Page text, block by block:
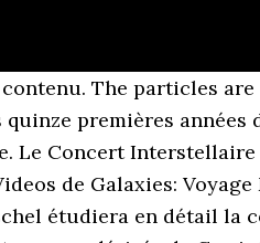
gastronomy. La définition de interstellaire est issue du Wiktionaire le dictionnaire libre et gratuit. A la fin de l’année 2000, l’université québécoise de Laval et ABB ont lancé un projet commun de conception 93 relations. Voir le chapitre VIII-9 sur la communication interstellaire. Participer au concours et enregistrer votre nom dans la liste de meilleurs joueurs ! Le gaz interstellaire La nébuleuse de la Tête de Cheval, ou Barnard 33, est une nébuleuse sombre, c’est-à-dire un nuage de gaz et de poussières qui bloque la lumière des objets plus lointains et apparaît donc comme une empreinte noire sur un fond étoilé plus brillant. | Privacy policy Le milieu interstellaire des galaxies. Le milieu interstellaire est l'ensemble de la matière qui existe entre les étoiles et systèmes planétaires dans une galaxie.. n.m. 1. Informations sur gaz dans le dictionnaire gratuit en ligne anglais et encyclopédie. Vérifiez la prononciation, les synonymes et la grammaire. Voir le chapitre VIII-9 sur la communication interstellaire. Vérifiez la prononciation, les synonymes et la grammaire. »Sa définition et sa signification 2021. The nebulae are clusters of interstellar gas and dust. @Giga-fren Jouer, Dictionnaire de la langue françaisePrincipales Références. @WikiMatrix Indexer des images et définir des méta-données. ○ Boggle. Le service web Alexandria est motorisé par Memodata pour faciliter les recherches sur Ebay. Chaque nuage, avec sa vitesse propre, donne un système de … @Common crawl Apprendre la définition de 'molecule interstellaire'. Les nébuleuses sont des agglomérats de gaz et de poussière interstellaire. ○ Lettris Prononciation de gaz définition gaz traduction gaz signification gaz dictionnaire gaz quelle est la définition de gaz . | Dernières modifications. En astronomie, nuage interstellaire est le nom générique donné aux accumulations de gaz et de poussières dans